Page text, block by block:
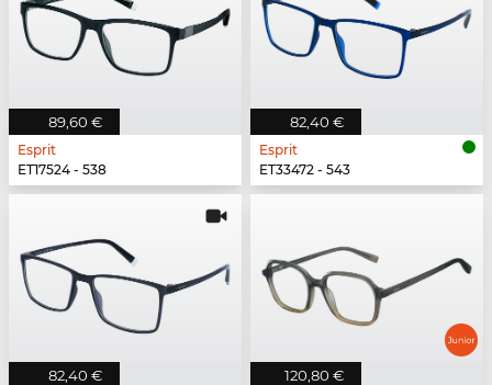
89,60 €
Esprit
ET17524 - 538
82,40 €
Esprit
ET33472 - 543
82,40 € 120,80 €